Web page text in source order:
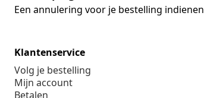
Een annulering voor je bestelling indienen
Klantenservice
Volg je bestelling
Mijn account
Betalen